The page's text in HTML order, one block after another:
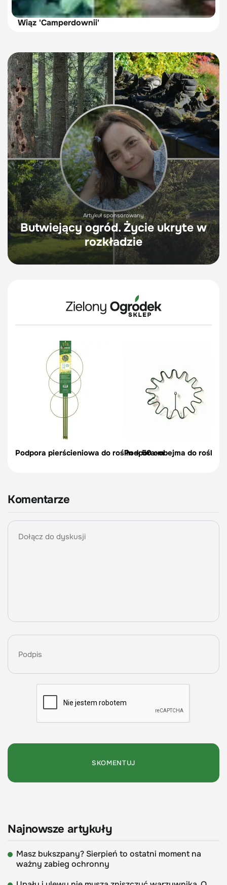
Wiąz 'Camperdownii'
Artykuł sponsorowany
Butwiejący ogród. Życie ukryte w
rozkładzie
Podpora pierścieniowa do roślin – 50 cmPodpora-obejma do roślin,
Komentarze
Najnowsze artykuły
Masz bukszpany? Sierpień to ostatni moment na
ważny zabieg ochronny